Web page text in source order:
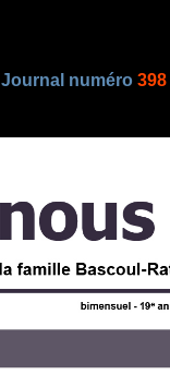
Journal numéro 398